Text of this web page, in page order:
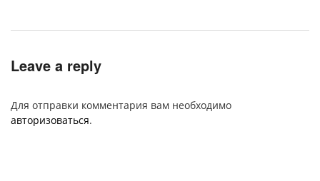
Leave a reply
Для отправки комментария вам необходимо
авторизоваться.